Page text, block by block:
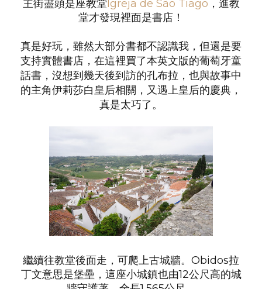
主街盡頭是座教堂Igreja de São Tiago ，進教
堂才發現裡面是書店！
真是好玩，雖然大部分書都不認識我，但還是要
支持實體書店，在這裡買了本英文版的葡萄牙童
話書，沒想到幾天後到訪的孔布拉，也與故事中
的主角伊莉莎白皇后相關，又遇上皇后的慶典，
真是太巧了。
繼續往教堂後面走，可爬上古城牆。Obidos拉
丁文意思是堡壘，這座小城鎮也由12公尺高的城